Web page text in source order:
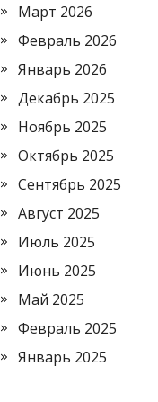
Март 2026
Февраль 2026
Январь 2026
Декабрь 2025
Ноябрь 2025
Октябрь 2025
Сентябрь 2025
Август 2025
Июль 2025
Июнь 2025
Май 2025
Февраль 2025
Январь 2025